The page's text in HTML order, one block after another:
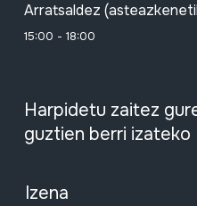
Arratsaldez
15:00 - 18:00
Harpidetu zaitez
guztien berri izateko
Izena